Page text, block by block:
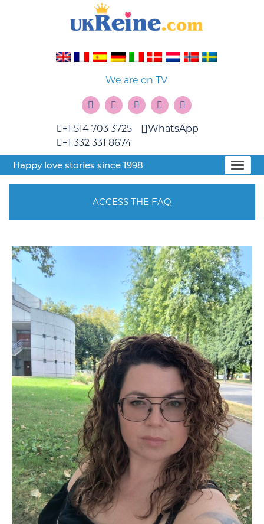
We are on TV
+1 514 703 3725
+1 332 331 8674
WhatsApp
Happy love stories since 1998
ACCESS THE FAQ